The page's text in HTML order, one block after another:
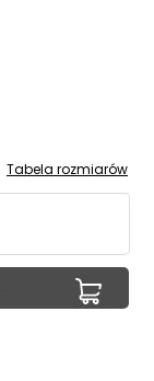
Tabela rozmiarów